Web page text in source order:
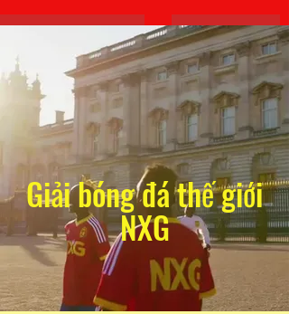
người sáng lập
Tuyên ngôn danh dự
Giải bóng đá thế giới
NXG